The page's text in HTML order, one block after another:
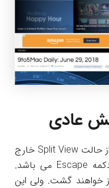
عادی
چهار راه حل وجود دارد که می توانید از حالت Split View خارج
شوید. سریع ترین مورد فشار دادن دکمه Escape می باشد.
خواهند گشت. ولی این